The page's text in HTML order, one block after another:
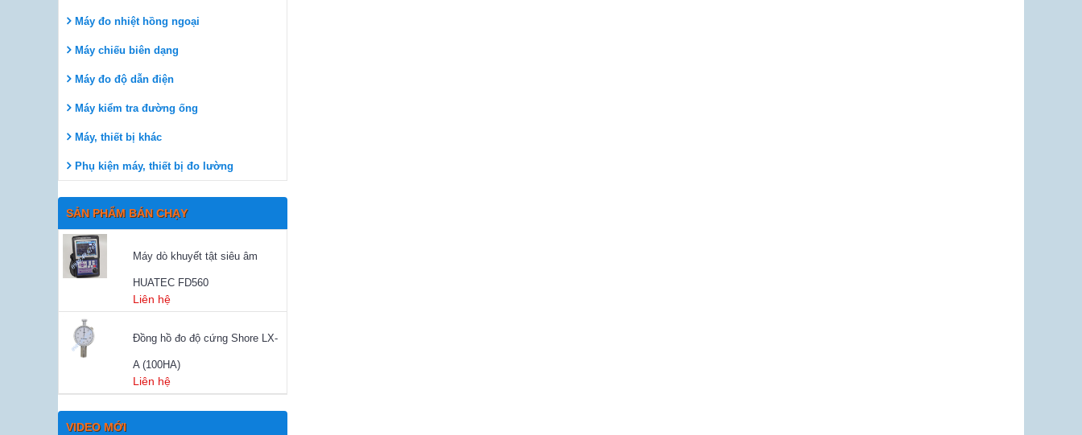
Máy đo nhiệt hồng ngoại
Máy chiếu biên dạng
Máy đo độ dẫn điện
Máy kiểm tra đường ống
Máy, thiết bị khác
Phụ kiện máy, thiết bị đo lường
SẢN PHẨM BÁN CHẠY
Máy dò khuyết tật siêu âm
HUATEC FD560
Liên hệ
Đồng hồ đo độ cứng Shore LX-
A (100HA)
Liên hệ
VIDEO MỚI